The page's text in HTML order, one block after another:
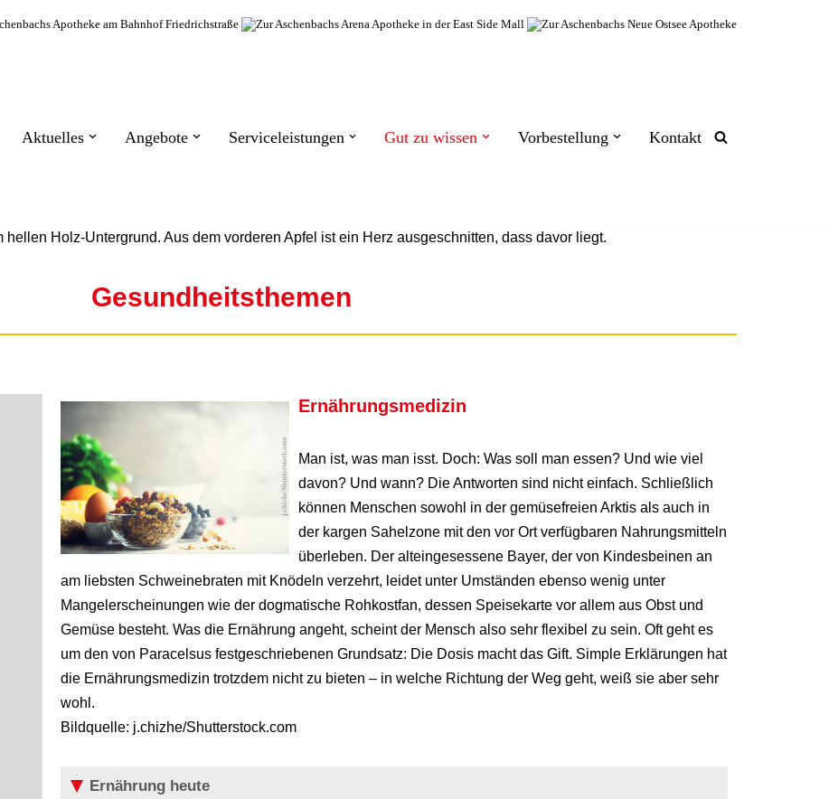
Aktuelles Angebote Serviceleistungen Gut zu wissen Vorbestellung Kontakt
Gesundheitsthemen
Ernährungsmedizin
Man ist, was man isst. Doch: Was soll man essen? Und wie viel
davon? Und wann? Die Antworten sind nicht einfach. Schließlich
können Menschen sowohl in der gemüsefreien Arktis als auch in
der kargen Sahelzone mit den vor Ort verfügbaren Nahrungsmitteln
überleben. Der alteingesessene Bayer, der von Kindesbeinen an
am liebsten Schweinebraten mit Knödeln verzehrt, leidet unter Umständen ebenso wenig unter
Mangelerscheinungen wie der dogmatische Rohkostfan, dessen Speisekarte vor allem aus Obst und
Gemüse besteht. Was die Ernährung angeht, scheint der Mensch also sehr flexibel zu sein. Oft geht es
um den von Paracelsus festgeschriebenen Grundsatz: Die Dosis macht das Gift. Simple Erklärungen hat
die Ernährungsmedizin trotzdem nicht zu bieten – in welche Richtung der Weg geht, weiß sie aber sehr
wohl.
Bildquelle: j.chizhe/Shutterstock.com
Ernährung heute